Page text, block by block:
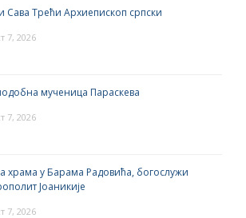
Сава Трећи Архиепископ српски
7, 2026
мученица Параскева
7, 2026
храма у Барама Радовића, богослужи
Јоаникије
7, 2026